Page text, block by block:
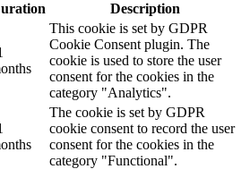
Description
This cookie is set by GDPR
Cookie Consent plugin. The
cookie is used to store the user
consent for the cookies in the
category "Analytics".
The cookie is set by GDPR
cookie consent to record the user
consent for the cookies in the
category "Functional".